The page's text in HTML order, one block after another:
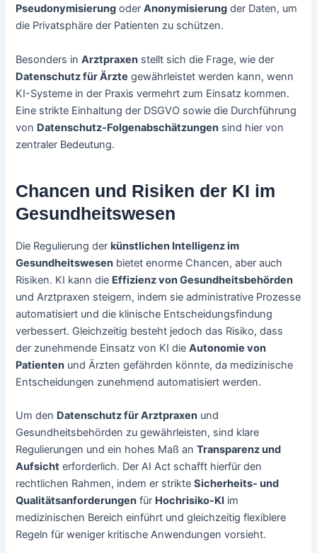
Pseudonymisierung oderAnonymisierung der Daten, um
die Privatsphäre der Patienten zu schützen.
Besonders inArztpraxen stellt sich die Frage, wie der
Datenschutz für Ärzte gewährleistet werden kann, wenn
KI-Systeme in der Praxis vermehrt zum Einsatz kommen.
Eine strikte Einhaltung der DSGVO sowie die Durchführung
von Datenschutz-Folgenabschätzungen sind hier von
zentraler Bedeutung.
Chancen und Risiken der KI im
Gesundheitswesen
Die Regulierung derkünstlichen Intelligenz im
Gesundheitswesen bietet enorme Chancen, aber auch
Risiken. KI kann die Effizienz von Gesundheitsbehörden
und Arztpraxen steigern, indem sie administrative Prozesse
automatisiert und die klinische Entscheidungsfindung
verbessert. Gleichzeitig besteht jedoch das Risiko, dass
der zunehmende Einsatz von KI dieAutonomie von
Patienten und Ärzten gefährden könnte, da medizinische
Entscheidungen zunehmend automatisiert werden.
Um den Datenschutz für Arztpraxen und
Gesundheitsbehörden zu gewährleisten, sind klare
Regulierungen und ein hohes Maß anTransparenz und
Aufsicht erforderlich. Der AI Act schafft hierfür den
rechtlichen Rahmen, indem er strikteSicherheits- und
Qualitätsanforderungen für Hochrisiko-KI im
medizinischen Bereich einführt und gleichzeitig flexiblere
Regeln für weniger kritische Anwendungen vorsieht.